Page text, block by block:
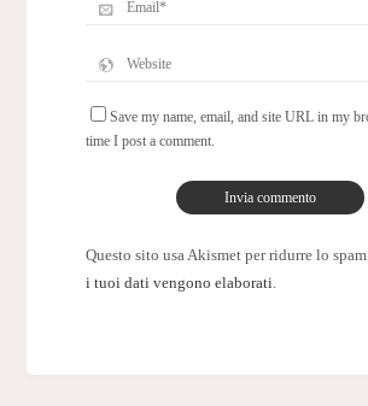
Save my name, email, and site URL in my
time I post a comment.
Questo sito usa Akismet per ridurre lo
i tuoi dati vengono elaborati.